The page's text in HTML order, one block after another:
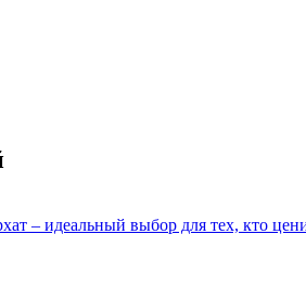
– идеальный выбор для тех, кто